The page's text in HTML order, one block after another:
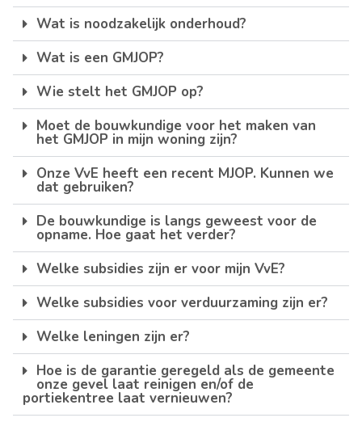
Wat is noodzakelijk onderhoud?
Wat is een GMJOP?
Wie stelt het GMJOP op?
Moet de bouwkundige voor het maken van
het GMJOP in mijn woning zijn?
Onze VvE heeft een recent MJOP. Kunnen we
dat gebruiken?
De bouwkundige is langs geweest voor de
opname. Hoe gaat het verder?
Welke subsidies zijn er voor mijn VvE?
Welke subsidies voor verduurzaming zijn er?
Welke leningen zijn er?
Hoe is de garantie geregeld als de gemeente
onze gevel laat reinigen en/of de
portiekentree laat vernieuwen?